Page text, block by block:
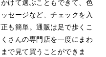
けて選ぶこともできて、色
セージなど、チェックを入
も簡単。通販は足で歩くこ
さんの専門店を一度にまわ
で見て買うことができま